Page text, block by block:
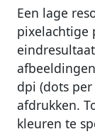
Een lage
pixelachtige
dpi (dots
afdrukken.
kleuren te